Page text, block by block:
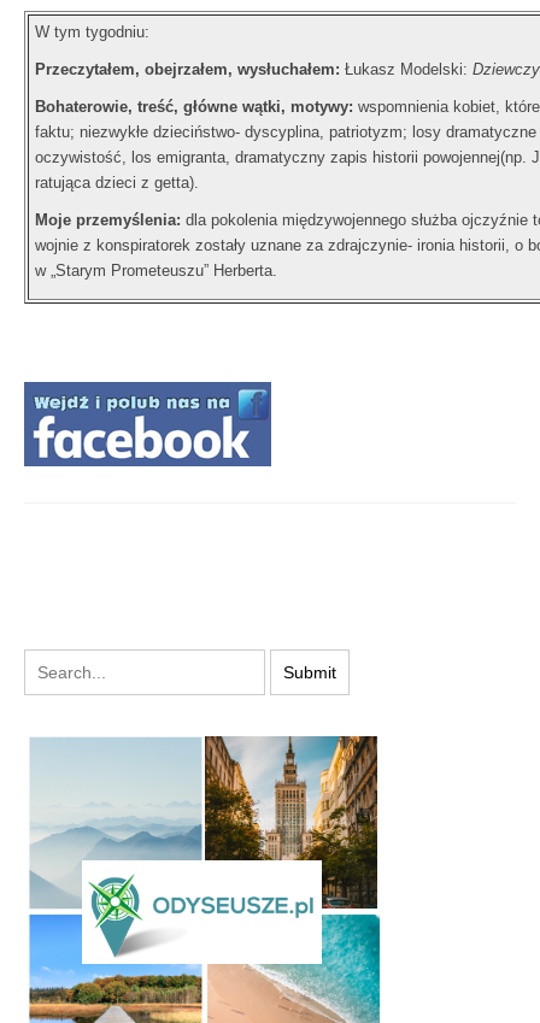
W tym tygodniu:
Przeczytałem, obejrzałem, wysłuchałem: Łukasz Modelski:
Bohaterowie, treść, główne wątki, motywy: wspomnienia kobiet,
faktu; niezwykłe dzieciństwo- dyscyplina, patriotyzm; losy
oczywistość, los emigranta, dramatyczny zapis historii powojennej(np.
ratująca dzieci z getta).
Moje przemyślenia: dla pokolenia międzywojennego służba
wojnie z konspiratorek zostały uznane za zdrajczynie- ironia historii, o
w „Starym Prometeuszu” Herberta.